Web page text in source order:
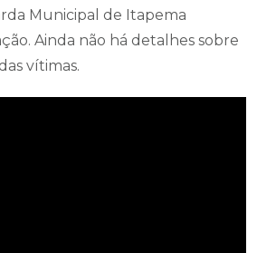
Municipal de Itapema
Ainda não há detalhes sobre
vítimas.